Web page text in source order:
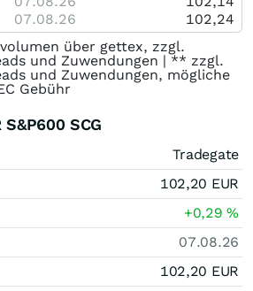
07.08.26
102,24
über gettex, zzgl.
und Zuwendungen | ** zzgl.
und Zuwendungen, mögliche
Gebühr
SCG
Tradegate
102,20 EUR
+0,29%
07.08.26
102,20 EUR